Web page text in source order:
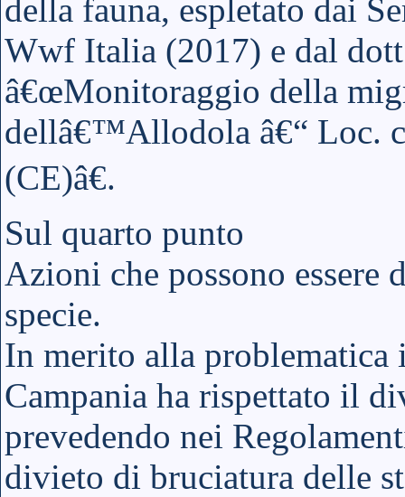
della fauna, espletato dai
Wwf Italia (2017) e dal
â€œMonitoraggio della
dellâ€™Allodola â€“ Loc.
(CE)â€.
Sul quarto punto
Azioni che possono essere
specie.
In merito alla problematica
Campania ha rispettato il
prevedendo nei
divieto di bruciatura delle